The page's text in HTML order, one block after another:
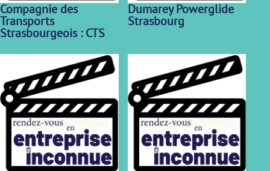
Compagnie des
Transports
Strasbourgeois : CTS
Dumarey Powerglide
Strasbourg